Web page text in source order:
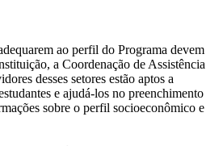
ao perfil do Programa devem
a Coordenação de Assistência
desses setores estão aptos a
e ajudá-los no preenchimento
sobre o perfil socioeconômico e